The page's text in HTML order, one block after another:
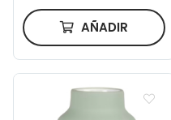
AÑADIR